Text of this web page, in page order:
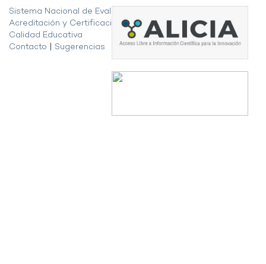
Sistema Nacional de Evaluación,
Acreditación y Certificación de la
Calidad Educativa
Contacto
Sugerencias